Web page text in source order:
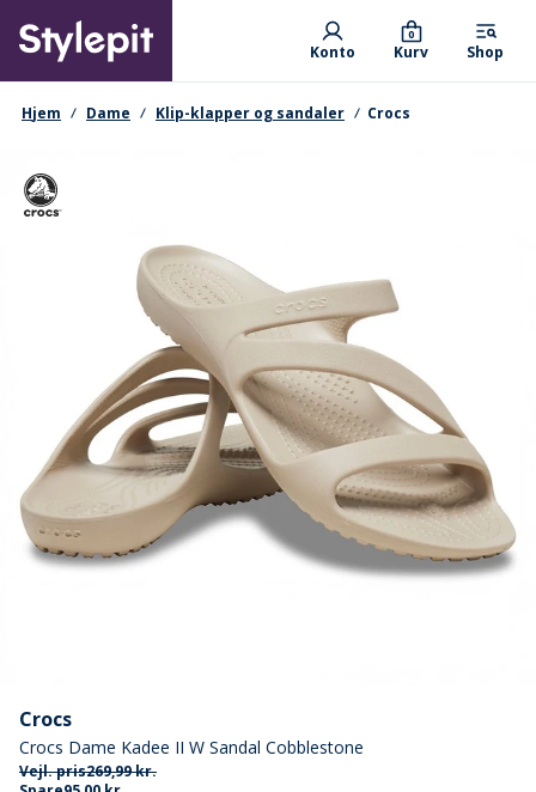
main
content
Primary departments
Konto Kurv
0
Shop
navigationssti
Hjem Dame Klip-klapper og sandaler Crocs
Crocs
Crocs Dame Kadee II W Sandal Cobblestone
Vejl. pris269,99 kr.